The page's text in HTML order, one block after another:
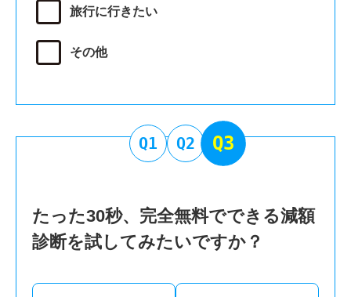
旅行に行きたい
その他
Q1 Q2 Q3
たった30秒、完全無料でできる減額
診断を試してみたいですか？